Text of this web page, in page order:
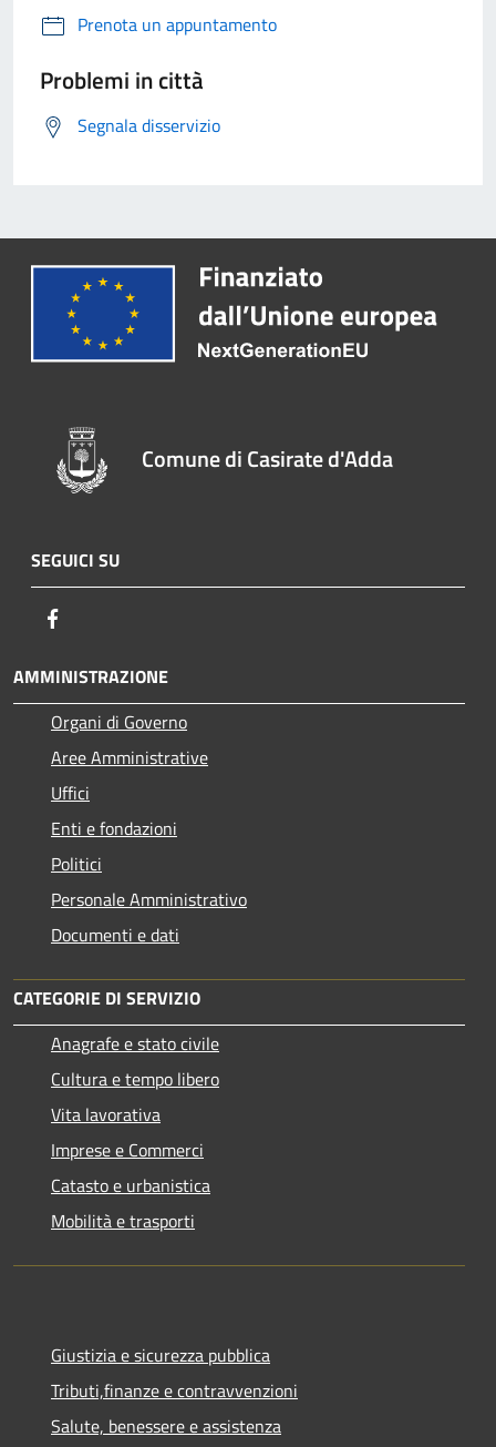
Prenota un appuntamento
Problemi in città
Segnala disservizio
Comune di Casirate d'Adda
SEGUICI SU
AMMINISTRAZIONE
Organi di Governo
Aree Amministrative
Uffici
Enti e fondazioni
Politici
Personale Amministrativo
Documenti e dati
CATEGORIE DI SERVIZIO
Anagrafe e stato civile
Cultura e tempo libero
Vita lavorativa
Imprese e Commerci
Catasto e urbanistica
Mobilità e trasporti
Giustizia e sicurezza pubblica
Tributi,finanze e contravvenzioni
Salute, benessere e assistenza